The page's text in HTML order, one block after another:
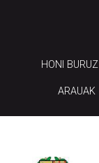
HONI BURUZ
ARAUAK